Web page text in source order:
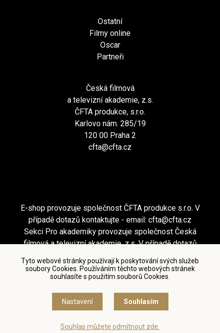
Tyto webové stránky používají k poskytování svých služeb
soubory Cookies. Používáním těchto webových stránek
souhlasíte s použitím souborů Cookies.
Nastavení Souhlasím
Souhlas můžete odmítnout zde.
Ostatní
Filmy online
Oscar
Partneři
Česká filmová
a televizní akademie, z.s.
ČFTA produkce, s.r.o.
Karlovo nám. 285/19
120 00 Praha 2
cfta@cfta.cz
E-shop provozuje společnost ČFTA produkce s.r.o. V
případě dotazů kontaktujte - email: cfta@cfta.cz
Sekci Pro akademiky provozuje společnost Česká
filmová a televizní akademie, z.s. V případě dotazů
Podmínky užití a zásady ochrany osobních údajů
Nastavení cookies